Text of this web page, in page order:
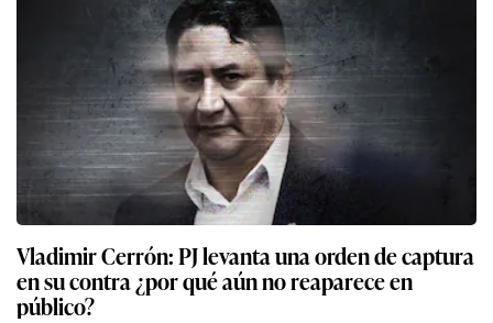
Vladimir Cerrón: PJ levanta una orden de captura
en su contra ¿por qué aún no reaparece en
público?